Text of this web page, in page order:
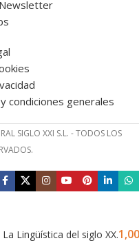
condiciones generales
SIGLO XXI S.L. - TODOS LOS
Lingüística del siglo XX.1,00